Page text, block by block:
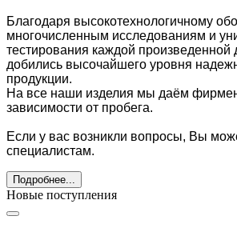
Благодаря высокотехнологичному
многочисленным исследованиям и
тестирования каждой произведенной
добились высочайшего уровня
продукции.
На все наши изделия мы даём
зависимости от пробега.
Если у вас возникли вопросы, Вы
специалистам.
Подробнее...
Новые поступления